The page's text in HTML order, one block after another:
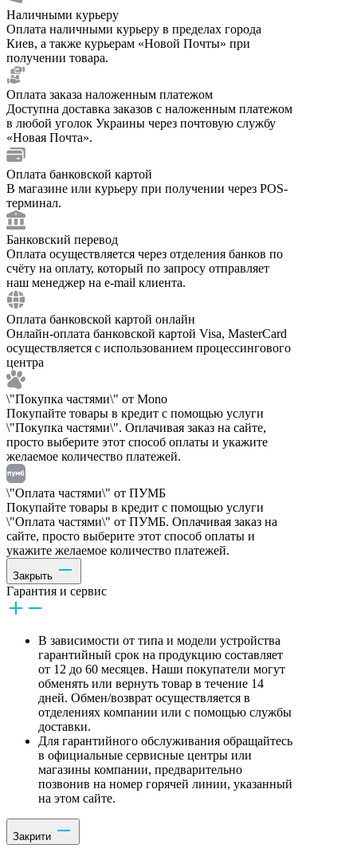
Наличными курьеру
Оплата наличными курьеру в пределах города
Киев, а также курьерам «Новой Почты» при
получении товара.
Оплата заказа наложенным платежом
Доступна доставка заказов с наложенным платежом
в любой уголок Украины через почтовую службу
«Новая Почта».
Оплата банковской картой
В магазине или курьеру при получении через POS-
терминал.
Банковский перевод
Оплата осуществляется через отделения банков по
счёту на оплату, который по запросу отправляет
наш менеджер на e-mail клиента.
Оплата банковской картой онлайн
Онлайн-оплата банковской картой Visa, MasterCard
осуществляется с использованием процессингового
центра
\"Покупка частями\" от Mono
Покупайте товары в кредит с помощью услуги
\"Покупка частями\". Оплачивая заказ на сайте,
просто выберите этот способ оплаты и укажите
желаемое количество платежей.
\"Оплата частями\" от ПУМБ
Покупайте товары в кредит с помощью услуги
\"Оплата частями\" от ПУМБ. Оплачивая заказ на
сайте, просто выберите этот способ оплаты и
укажите желаемое количество платежей.
Закрыть
Гарантия и сервис
В зависимости от типа и модели устройства
гарантийный срок на продукцию составляет
от 12 до 60 месяцев. Наши покупатели могут
обменять или вернуть товар в течение 14
дней. Обмен/возврат осуществляется в
отделениях компании или с помощью службы
доставки.
Для гарантийного обслуживания обращайтесь
в официальные сервисные центры или
магазины компании, предварительно
позвонив на номер горячей линии, указанный
на этом сайте.
Закрити